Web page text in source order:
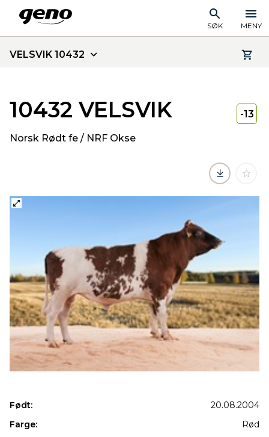
SØK MENY
VELSVIK 10432
10432 VELSVIK
Norsk Rødt fe / NRF Okse
-13
Født:
20.08.2004
Farge:
Rød